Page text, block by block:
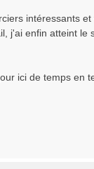
intéressants
j'ai enfin atteint le
ici de temps en